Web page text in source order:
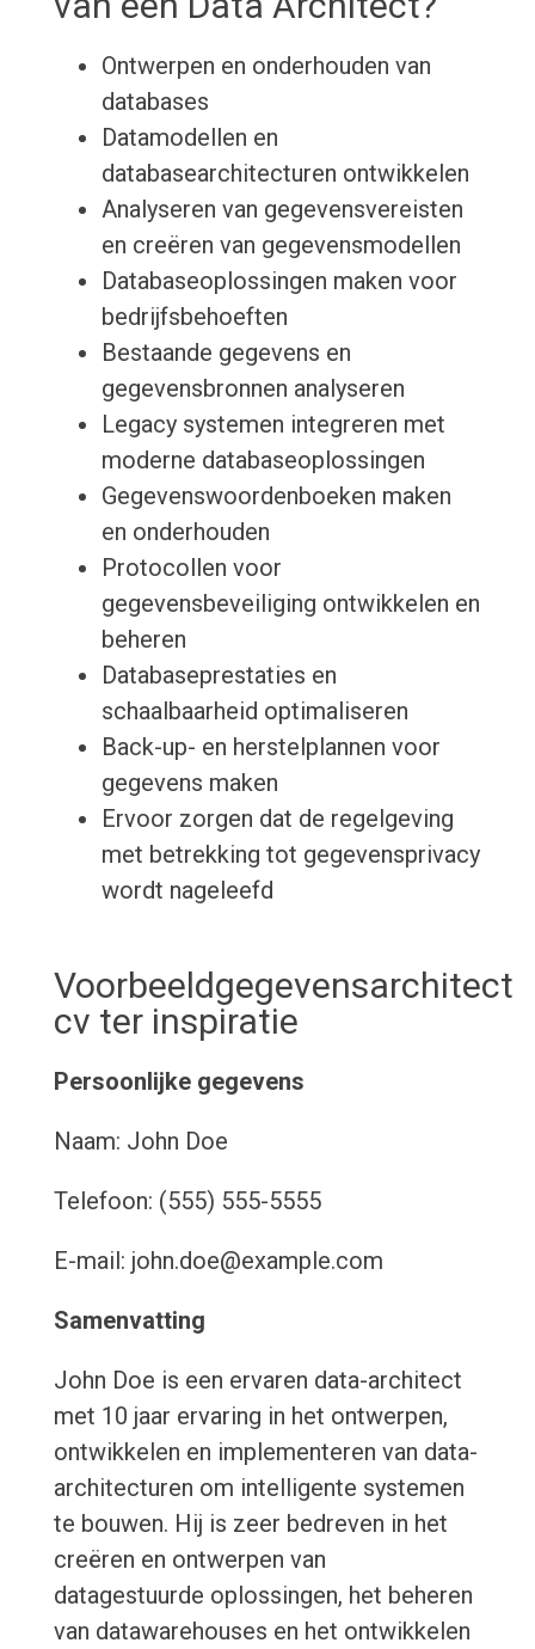
Ontwerpen en onderhouden van
databases
Datamodellen en
databasearchitecturen ontwikkelen
Analyseren van gegevensvereisten
en creëren van gegevensmodellen
Databaseoplossingen maken voor
bedrijfsbehoeften
Bestaande gegevens en
gegevensbronnen analyseren
Legacy systemen integreren met
moderne databaseoplossingen
Gegevenswoordenboeken maken
en onderhouden
Protocollen voor
gegevensbeveiliging ontwikkelen en
beheren
Databaseprestaties en
schaalbaarheid optimaliseren
Back-up- en herstelplannen voor
gegevens maken
Ervoor zorgen dat de regelgeving
met betrekking tot gegevensprivacy
wordt nageleefd
Voorbeeldgegevensarchitect
cv ter inspiratie
Persoonlijke gegevens
Naam: John Doe
Telefoon: (555) 555-5555
E-mail: john.doe@example.com
Samenvatting
John Doe is een ervaren data-architect
met 10 jaar ervaring in het ontwerpen,
ontwikkelen en implementeren van data-
architecturen om intelligente systemen
te bouwen. Hij is zeer bedreven in het
creëren en ontwerpen van
datagestuurde oplossingen, het beheren
van datawarehouses en het ontwikkelen